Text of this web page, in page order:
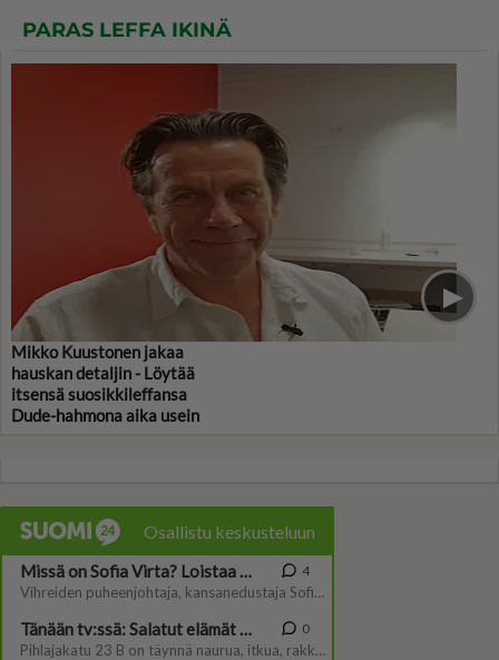
PARAS LEFFA IKINÄ
Mikko Kuustonen jakaa
hauskan detaljin - Löytää
itsensä suosikkileffansa
Dude-hahmona aika usein